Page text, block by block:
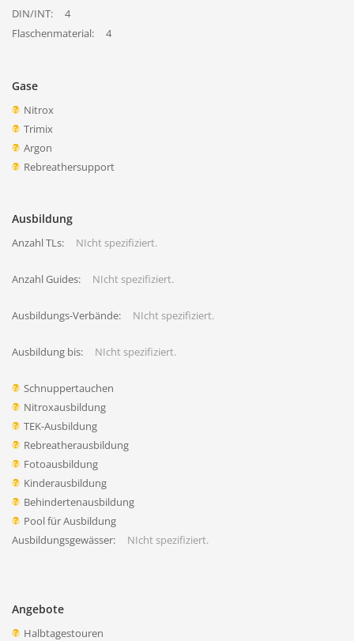
DIN/INT:
4
Flaschenmaterial:
4
Gase
Nitrox
Trimix
Argon
Rebreathersupport
Ausbildung
Anzahl TLs: NIcht spezifiziert.
Anzahl Guides: NIcht spezifiziert.
Ausbildungs-Verbände: NIcht spezifiziert.
Ausbildung bis: NIcht spezifiziert.
Schnuppertauchen
Nitroxausbildung
TEK-Ausbildung
Rebreatherausbildung
Fotoausbildung
Kinderausbildung
Behindertenausbildung
Pool für Ausbildung
Ausbildungsgewässer:
NIcht spezifiziert.
Angebote
Halbtagestouren